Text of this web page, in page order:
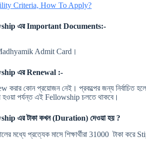
Criteria, How To Apply?
এর Important Documents:-
Admit Card।
এর Renewal :-
কোন প্রয়োজন নেই। প্রকল্পের জন্য নির্বাচিত হলে
হওয়া পর্যন্ত এই Fellowship চলতে থাকবে।
এর টাকা কখন (Duration) দেওয়া হয় ?
প্রত্যেক মাসে শিক্ষার্থীরা 31000 টাকা করে